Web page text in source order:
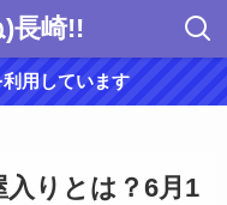
長崎!!
用しています
りとは？6月1